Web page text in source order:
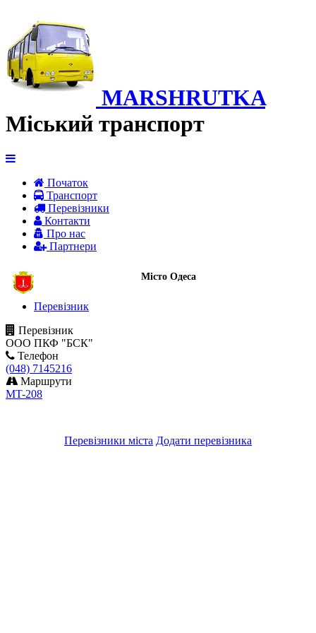
MARSHRUTKA
Міський транспорт
Початок
Транспорт
Перевiзники
Контакти
Про нас
Партнери
Місто Одеса
Перевізник
Перевізник
ООО ПКФ "БСК"
Телефон
(048) 7145216
Маршрути
MT-208
Перевізники міста Додати перевізника